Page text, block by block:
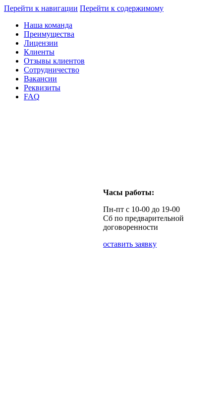
Перейти к навигации Перейти к содержимому
Наша команда
Преимущества
Лицензии
Клиенты
Отзывы клиентов
Сотрудничество
Вакансии
Реквизиты
FAQ
Часы работы:
Пн-пт с 10-00 до 19-00
Сб по предварительной
договоренности
оставить заявку